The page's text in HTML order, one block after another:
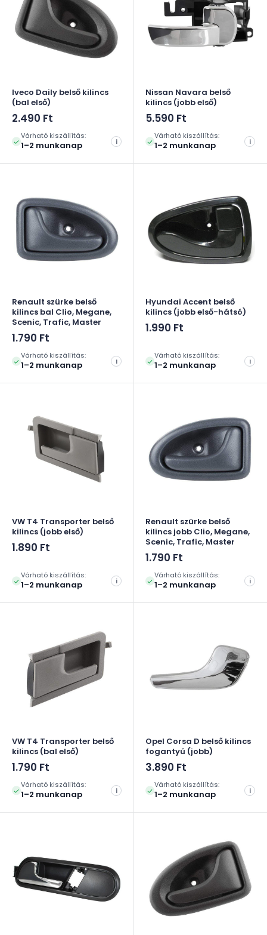
Iveco Daily belső kilincs
(bal első)
Akciós
2.490 Ft
Várható kiszállítás:
1–2 munkanap i
Nissan Navara belső
kilincs (jobb első)
Akciós
5.590 Ft
Várható kiszállítás:
1–2 munkanap i
Renault szürke belső
kilincs bal Clio, Megane,
Scenic, Trafic, Master
Akciós
1.790 Ft
Várható kiszállítás:
1–2 munkanap i
Hyundai Accent belső
kilincs (jobb első-hátsó)
Akciós
1.990 Ft
Várható kiszállítás:
1–2 munkanap i
VW T4 Transporter belső
kilincs (jobb első)
Akciós
1.890 Ft
Várható kiszállítás:
1–2 munkanap i
Renault szürke belső
kilincs jobb Clio, Megane,
Scenic, Trafic, Master
Akciós
1.790 Ft
Várható kiszállítás:
1–2 munkanap i
VW T4 Transporter belső
kilincs (bal első)
Akciós
1.790 Ft
Várható kiszállítás:
1–2 munkanap i
Opel Corsa D belső kilincs
fogantyú (jobb)
Akciós
3.890 Ft
Várható kiszállítás:
1–2 munkanap i